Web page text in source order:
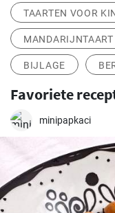
TAARTEN VOOR
MANDARIJNTAART
BIJLAGE
Favoriete
minipapkaci